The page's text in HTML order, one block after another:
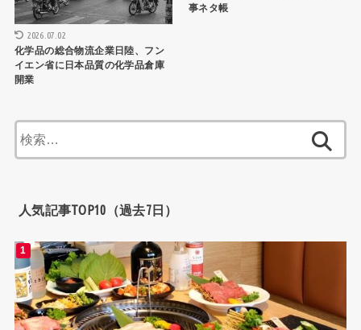
2026.07.02
化学品の総合物流企業日陸、フン
イエン省に日本品質の化学品倉庫
開業
事ネタ帳
索:
人気記事TOP10（過去7日）